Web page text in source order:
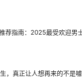
荐指南：2025最受欢迎男
，真正让人想再来的不是